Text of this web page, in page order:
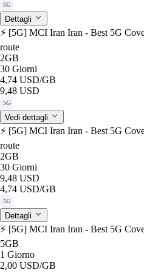
5G
Dettagli
⚡️ [5G] MCI Iran Iran - Best 5G
route
2GB
30 Giorni
4,74 USD/GB
9,48 USD
5G
Vedi dettagli
⚡️ [5G] MCI Iran Iran - Best 5G
route
2GB
30 Giorni
9,48 USD
4,74 USD/GB
5G
Dettagli
⚡️ [5G] MCI Iran Iran - Best 5G
5GB
1 Giorno
2,00 USD/GB